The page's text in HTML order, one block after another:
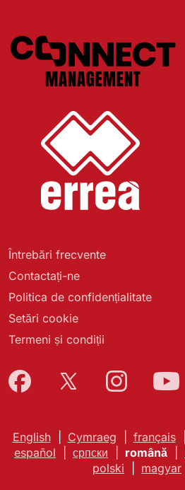
Întrebări frecvente
Contactați-ne
Politica de confidențialitate
Setări cookie
Termeni și condiții
English| Cymraeg français|
español
српски română
polski
magyar